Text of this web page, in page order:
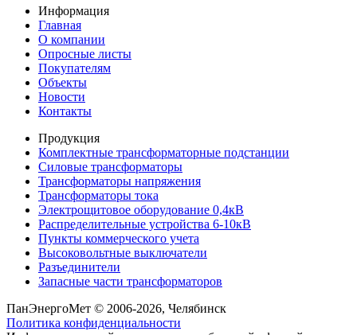
Информация
Главная
О компании
Опросные листы
Покупателям
Объекты
Новости
Контакты
Продукция
Комплектные трансформаторные подстанции
Силовые трансформаторы
Трансформаторы напряжения
Трансформаторы тока
Электрощитовое оборудование 0,4кВ
Распределительные устройства 6-10кВ
Пункты коммерческого учета
Высоковольтные выключатели
Разъединители
Запасные части трансформаторов
ПанЭнергоМет © 2006-2026, Челябинск
Политика конфиденциальности